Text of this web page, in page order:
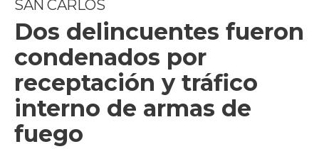
SAN CARLOS
Dos delincuentes fueron
condenados por
receptación y tráfico
interno de armas de
fuego